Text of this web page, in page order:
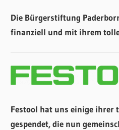
Die Bürgerstiftung
finanziell und mit ihrem
Festool hat uns einige ihrer
gespendet, die nun